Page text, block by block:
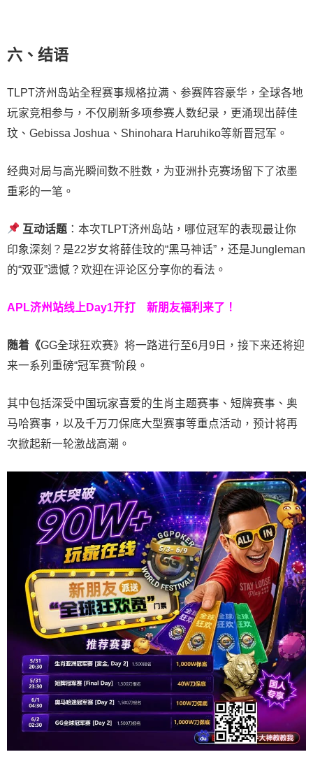
六、结语
TLPT济州岛站全程赛事规格拉满、参赛阵容豪华，全球各地
玩家竞相参与，不仅刷新多项参赛人数纪录，更涌现出薛佳
玟、Gebissa Joshua、Shinohara Haruhiko等新晋冠军。
经典对局与高光瞬间数不胜数，为亚洲扑克赛场留下了浓墨
重彩的一笔。
互动话题：本次TLPT济州岛站，哪位冠军的表现最让你
印象深刻？是22岁女将薛佳玟的“黑马神话”，还是Jungleman
的“双亚”遗憾？欢迎在评论区分享你的看法。
APL济州站线上Day1开打 新朋友福利来了！
随着《GG全球狂欢赛》将一路进行至6月9日，接下来还将迎
来一系列重磅“冠军赛”阶段。
其中包括深受中国玩家喜爱的生肖主题赛事、短牌赛事、奥
马哈赛事，以及千万刀保底大型赛事等重点活动，预计将再
次掀起新一轮激战高潮。